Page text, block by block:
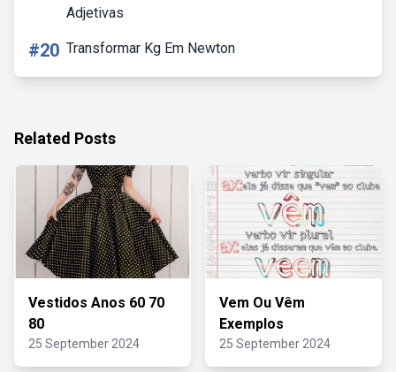
Adjetivas
#20 Transformar Kg Em Newton
Related Posts
Vestidos Anos 60 70
80
25 September 2024
Vem Ou Vêm
Exemplos
25 September 2024